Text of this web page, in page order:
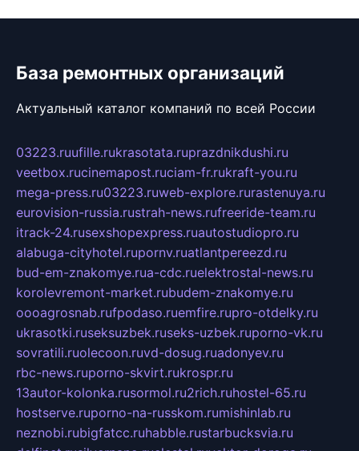
База ремонтных организаций
Актуальный каталог компаний по всей России
03223.ruufille.rukrasotata.ruprazdnikdushi.ru
veetbox.rucinemapost.ruciam-fr.rukraft-you.ru
mega-press.ru03223.ruweb-explore.rurastenuya.ru
eurovision-russia.rustrah-news.rufreeride-team.ru
itrack-24.rusexshopexpress.ruautostudiopro.ru
alabuga-cityhotel.rupornv.ruatlantpereezd.ru
bud-em-znakomye.rua-cdc.ruelektrostal-news.ru
korolevremont-market.rubudem-znakomye.ru
oooagrosnab.rufpodaso.ruemfire.rupro-otdelky.ru
ukrasotki.ruseksuzbek.ruseks-uzbek.ruporno-vk.ru
sovratili.ruolecoon.ruvd-dosug.ruadonyev.ru
rbc-news.ruporno-skvirt.rukrospr.ru
13autor-kolonka.rusormol.ru2rich.ruhostel-65.ru
hostserve.ruporno-na-russkom.rumishinlab.ru
neznobi.rubigfatcc.ruhabble.rustarbucksvia.ru